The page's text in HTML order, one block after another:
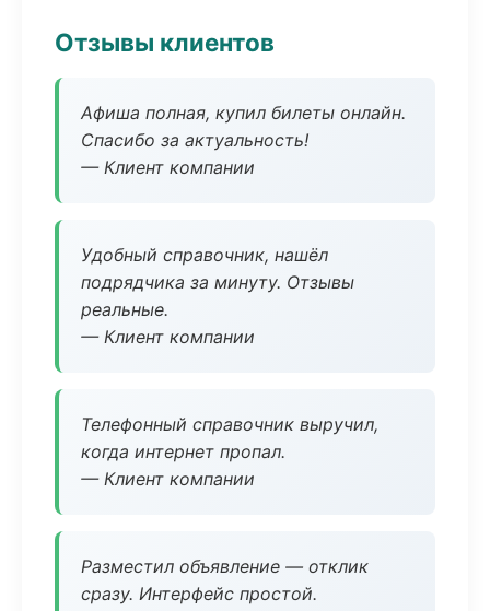
Отзывы клиентов
Афиша полная, купил билеты онлайн.
Спасибо за актуальность!
— Клиент компании
Удобный справочник, нашёл
подрядчика за минуту. Отзывы
реальные.
— Клиент компании
Телефонный справочник выручил,
когда интернет пропал.
— Клиент компании
Разместил объявление — отклик
сразу. Интерфейс простой.